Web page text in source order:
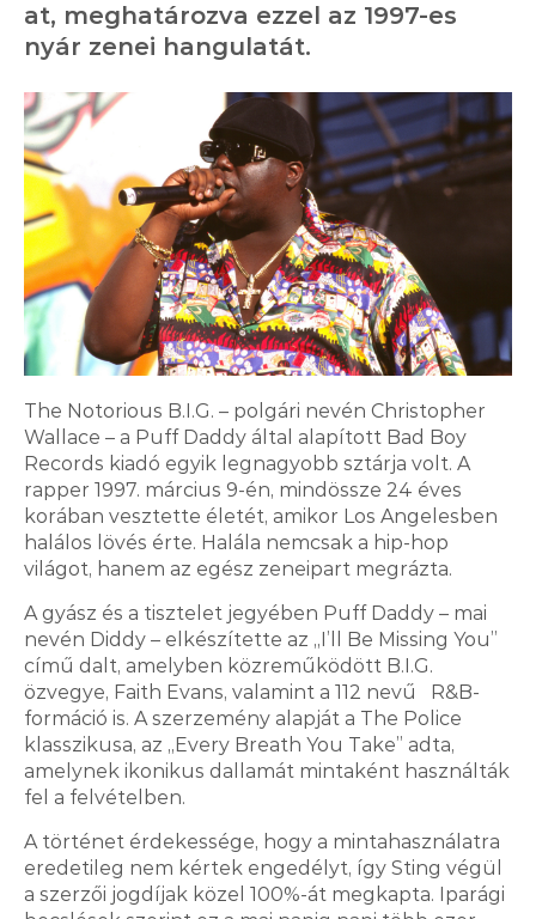
at, meghatározva ezzel az 1997-es
nyár zenei hangulatát.
The Notorious B.I.G. – polgári nevén Christopher
Wallace – a Puff Daddy által alapított Bad Boy
Records kiadó egyik legnagyobb sztárja volt. A
rapper 1997. március 9-én, mindössze 24 éves
korában vesztette életét, amikor Los Angelesben
halálos lövés érte. Halála nemcsak a hip-hop
világot, hanem az egész zeneipart megrázta.
A gyász és a tisztelet jegyében Puff Daddy – mai
nevén Diddy – elkészítette az „I’ll Be Missing You”
című dalt, amelyben közreműködött B.I.G.
özvegye, Faith Evans, valamint a 112 nevű R&B-
formáció is. A szerzemény alapját a The Police
klasszikusa, az „Every Breath You Take” adta,
amelynek ikonikus dallamát mintaként használták
fel a felvételben.
A történet érdekessége, hogy a mintahasználatra
eredetileg nem kértek engedélyt, így Sting végül
a szerzői jogdíjak közel 100%-át megkapta. Iparági